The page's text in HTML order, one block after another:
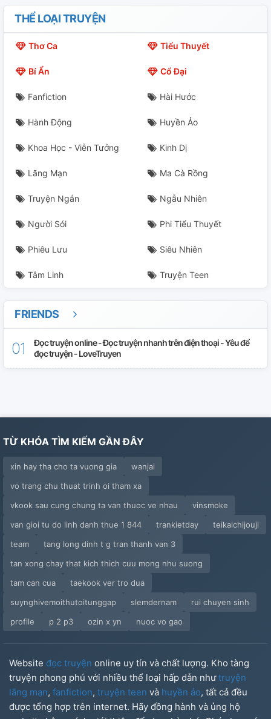
THỂ LOẠI TRUYỆN
Thơ Ca Tiểu Thuyết
Bí Ẩn Cổ Đại
Fanfiction Hài Hước
Hành Động Huyền Ảo
Khoa Học - Viễn Tưởng Kinh Dị
Lãng Mạn Ma Cà Rồng
Truyện Ngắn Ngẫu Nhiên
Người Sói Phi Tiểu Thuyết
Phiêu Lưu Siêu Nhiên
Tâm Linh Truyện Teen
FRIENDS
Đọc truyện online - Đọc truyện nhanh trên điện thoại - Yêu để
đọc truyện - LoveTruyen
TỪ KHÓA TÌM KIẾM GẦN ĐÂY
xin hay tha cho ta vuong gia
wanjai
vo trang chu thuat trinh oi tham xa
vkook sau cung chung ta van thuoc ve nhau
vinsmoke
van gioi tu do linh danh thue 1 844
trankietday
teikaichijouji
team
tang long dinh t g tran thanh van 3
tan xong chay that kich thich cuu mong nhu suong
tam can cua
taekook ver tro dua
suynghivemoithutoitunggap
slemdernam
rui chuyen sinh
profile
p 2 p3 ozin x yn nuoc vo gao
Website đọc truyện online uy tín và chất lượng. Kho tàng
truyện phong phú với nhiều thể loại hấp dẫn nhưtruyện
lãng mạn, fanfiction, truyện teen và huyền ảo, tất cả đều
được tổng hợp trên internet. Hãy đồng hành và ủng hộ